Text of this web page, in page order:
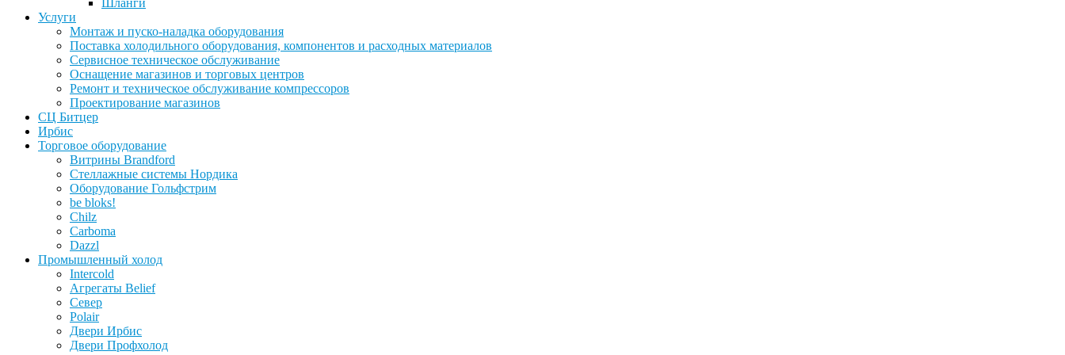
Шланги
Услуги
Монтаж и пуско-наладка оборудования
Поставка холодильного оборудования, компонентов и расходных материалов
Сервисное техническое обслуживание
Оснащение магазинов и торговых центров
Ремонт и техническое обслуживание компрессоров
Проектирование магазинов
СЦ Битцер
Ирбис
Торговое оборудование
Витрины Brandford
Стеллажные системы Нордика
Оборудование Гольфстрим
be bloks!
Chilz
Carboma
Dazzl
Промышленный холод
Intercold
Агрегаты Belief
Север
Polair
Двери Ирбис
Двери Профхолод